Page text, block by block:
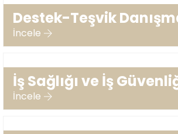
Destek-Teşvik
İncele
İş Sağlığı ve İş
İncele